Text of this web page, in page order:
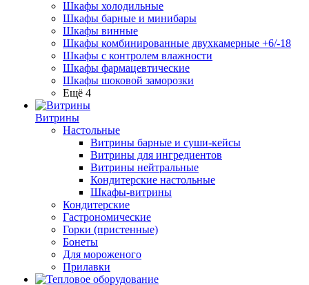
Шкафы холодильные
Шкафы барные и минибары
Шкафы винные
Шкафы комбинированные двухкамерные +6/-18
Шкафы с контролем влажности
Шкафы фармацевтические
Шкафы шоковой заморозки
Ещё 4
Витрины
Настольные
Витрины барные и суши-кейсы
Витрины для ингредиентов
Витрины нейтральные
Кондитерские настольные
Шкафы-витрины
Кондитерские
Гастрономические
Горки (пристенные)
Бонеты
Для мороженого
Прилавки